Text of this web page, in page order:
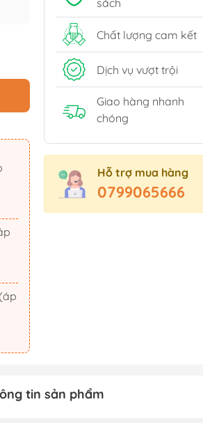
Tâm Linh
Sách Tham Khảo Cấp 1
Sách Tham Khảo Cấp 2
Sách Ôn Thi Đại Học
Xem thêm
Triển
Xúc
Dục
sách
Chất lượng cam kết
Dịch vụ vượt trội
Giao hàng nhanh
chóng
Hỗ trợ mua hàng
0799065666
tin sản phẩm